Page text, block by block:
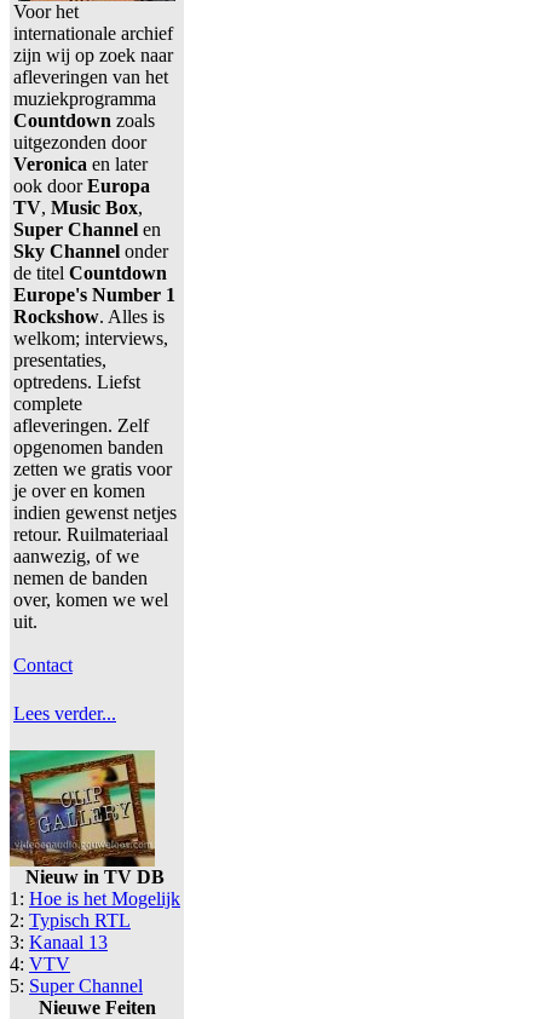
Voor het
internationale archief
zijn wij op zoek naar
afleveringen van het
muziekprogramma
Countdown zoals
uitgezonden door
Veronica en later
ook doorEuropa
TV, Music Box,
Super Channel en
Sky Channel onder
de titel Countdown
Europe's Number 1
Rockshow. Alles is
welkom; interviews,
presentaties,
optredens. Liefst
complete
afleveringen. Zelf
opgenomen banden
zetten we gratis voor
je over en komen
indien gewenst netjes
retour. Ruilmateriaal
aanwezig, of we
nemen de banden
over, komen we wel
uit.
Contact
Lees verder...
Nieuw in TV DB
1: Hoe is het Mogelijk
2: Typisch RTL
3: Kanaal 13
4: VTV
5: Super Channel
Nieuwe Feiten